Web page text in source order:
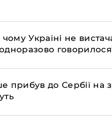
Україні не
прибув до Сербії на